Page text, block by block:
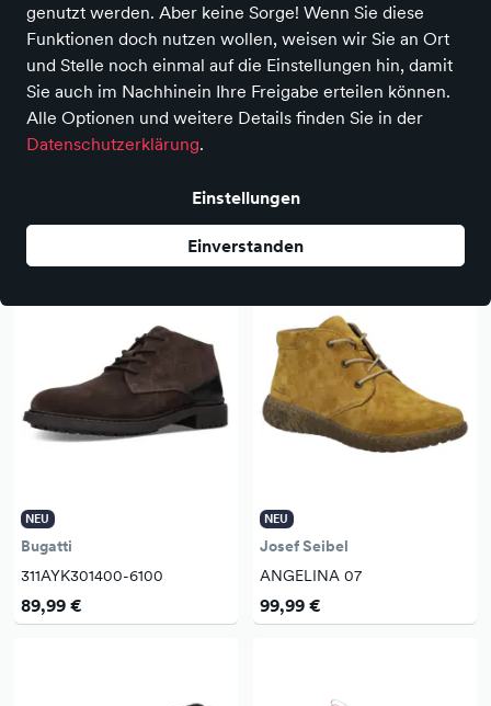
genutzt werden. Aber keine Sorge! Wenn Sie diese
Funktionen doch nutzen wollen, weisen wir Sie an Ort
und Stelle noch einmal auf die Einstellungen hin, damit
Sie auch im Nachhinein Ihre Freigabe erteilen können.
Alle Optionen und weitere Details finden Sie in der
Datenschutzerklärung.
Einstellungen
Einverstanden
Marken Farbe Größe
RING CENTER
1.873 Produkte
NEU
Bugatti
311AYK301400-6100
89,99 €
NEU
Josef Seibel
ANGELINA 07
99,99 €